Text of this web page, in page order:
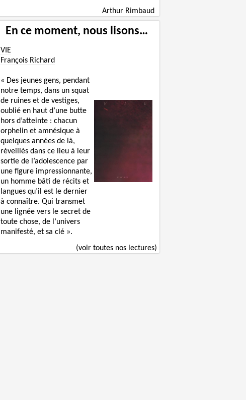
Arthur Rimbaud
En ce moment, nous lisons…
VIE
François Richard
« Des jeunes gens, pendant
notre temps, dans un squat
de ruines et de vestiges,
oublié en haut d’une butte
hors d’atteinte : chacun
orphelin et amnésique à
quelques années de là,
réveillés dans ce lieu à leur
sortie de l’adolescence par
une figure impressionnante,
un homme bâti de récits et
langues qu’il est le dernier
à connaître. Qui transmet
une lignée vers le secret de
toute chose, de l’univers
manifesté, et sa clé ».
(voir toutes nos lectures)